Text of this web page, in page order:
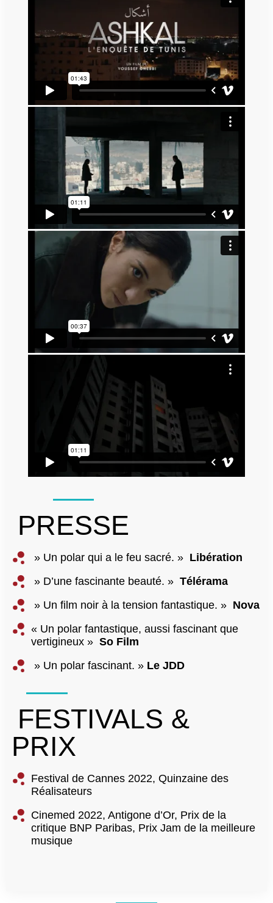
PRESSE
» Un polar qui a le feu sacré. » Libération
» D’une fascinante beauté. » Télérama
» Un film noir à la tension fantastique. » Nova
« Un polar fantastique, aussi fascinant que
vertigineux »So Film
» Un polar fascinant. » Le JDD
FESTIVALS &
PRIX
Festival de Cannes 2022, Quinzaine des
Réalisateurs
Cinemed 2022, Antigone d’Or, Prix de la
critique BNP Paribas, Prix Jam de la meilleure
musique